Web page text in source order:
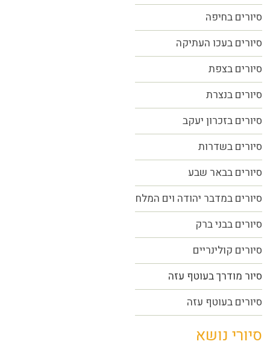
סיורים בחיפה
סיורים בעכו העתיקה
סיורים בצפת
סיורים בנצרת
סיורים בזכרון יעקב
סיורים בשדרות
סיורים בבאר שבע
סיורים במדבר יהודה וים המלח
סיורים בבני ברק
סיורים קולינריים
סיור מודרך בעוטף עזה
סיורים בעוטף עזה
סיורי נושא